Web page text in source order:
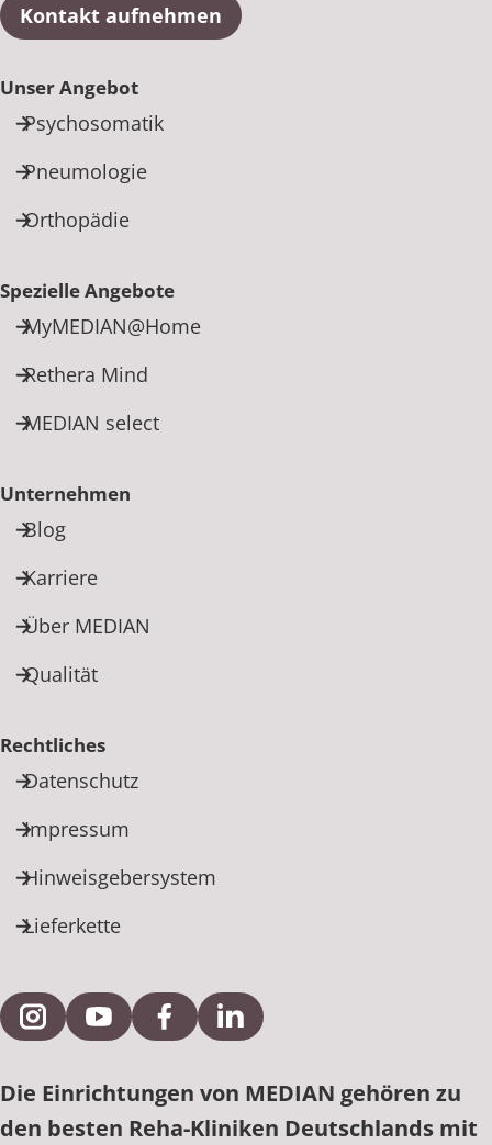
Kontakt aufnehmen
Unser Angebot
Psychosomatik
Pneumologie
Orthopädie
Spezielle Angebote
MyMEDIAN@Home
Rethera Mind
MEDIAN select
Unternehmen
Blog
Karriere
Über MEDIAN
Qualität
Rechtliches
Datenschutz
Impressum
Hinweisgebersystem
Lieferkette
Externe Verlinkung zu Instagram
Externe Verlinkung zu YouTube
Externe Verlinkung zu Facebook
Externe Verlinkung zu
Die Einrichtungen von MEDIAN gehören zu
den besten Reha-Kliniken Deutschlands mit